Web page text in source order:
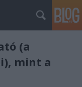
(a
mint a